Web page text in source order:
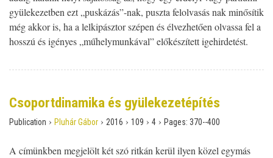
gyülekezetben ezt „puskázás”-nak, puszta felolvasás­ nak minősítik
még akkor is, ha a lelkipásztor szépen és élvezhetően olvassa fel a
hosszú és igényes „műhelymunkával” előkészített igehirdetést.
Csoportdinamika és gyülekezetépítés
Publication › Pluhár Gábor › 2016 › 109 › 4 › Pages: 370--400
A címünkben megjelölt két szó ritkán kerül ilyen közel egymás